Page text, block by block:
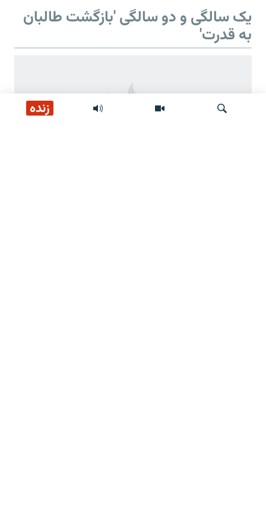
زنده
یک سالگی و دو سالگی 'بازگشت طالبان
به قدرت'